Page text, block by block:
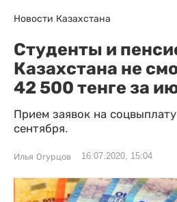
Новости Казахстана
Студенты и
Казахстана не
42 500 тенге за
Прием заявок на
сентября.
Илья Огурцов 16.07.2020, 15:04